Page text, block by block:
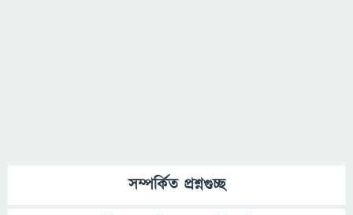
সম্পর্কিত প্রশ্নগুচ্ছ